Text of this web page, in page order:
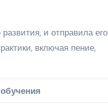
и отправила его
включая пение,